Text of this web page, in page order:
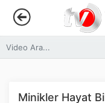
Anasayfa
Minikler Hayat